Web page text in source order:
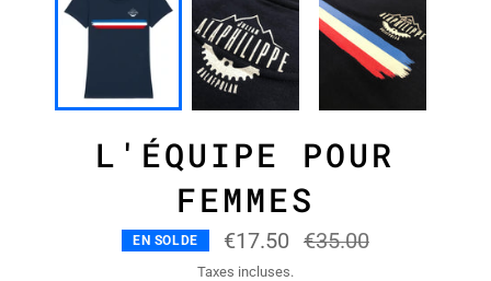
L'ÉQUIPE POUR
FEMMES
EN SOLDE €17.50
Prix
régulier
€35.00
Taxes incluses.